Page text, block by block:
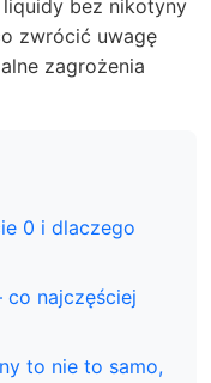
bez nikotyny
zwrócić uwagę
zagrożenia
0 i dlaczego
co najczęściej
to nie to samo,